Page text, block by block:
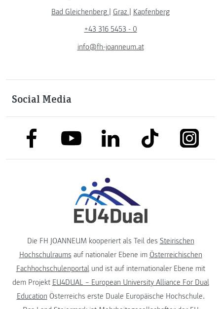
Bad Gleichenberg | Graz | Kapfenberg
+43 316 5453 - 0
info@fh-joanneum.at
Social Media
link to facebooklink to youtubelink to linkedinlink to tiktok link to
Die FH JOANNEUM kooperiert als Teil des Steirischen
Hochschulraums auf nationaler Ebene im Österreichischen
Fachhochschulenportalund ist auf internationaler Ebene mit
dem Projekt EU4DUAL – European University Alliance For Dual
Education Österreichs erste Duale Europäische Hochschule.